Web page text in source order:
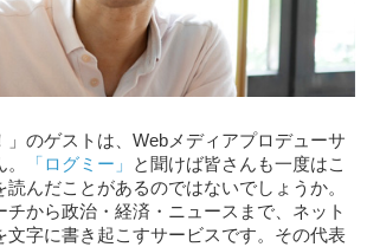
」のゲストは、Webメディアプロデューサ
「ログミー」
と聞けば皆さんも一度はこ
んだことがあるのではないでしょうか。
チから政治・経済・ニュースまで、ネット
文字に書き起こすサービスです。その代表